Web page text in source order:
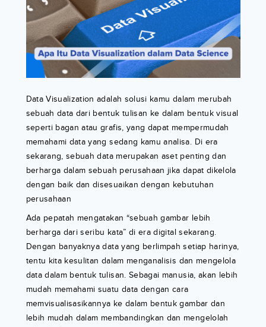
Data Visualization adalah solusi kamu dalam merubah
sebuah data dari bentuk tulisan ke dalam bentuk visual
seperti bagan atau grafis, yang dapat mempermudah
memahami data yang sedang kamu analisa. Di era
sekarang, sebuah data merupakan aset penting dan
berharga dalam sebuah perusahaan jika dapat dikelola
dengan baik dan disesuaikan dengan kebutuhan
perusahaan
Ada pepatah mengatakan “sebuah gambar lebih
berharga dari seribu kata” di era digital sekarang.
Dengan banyaknya data yang berlimpah setiap harinya,
tentu kita kesulitan dalam menganalisis dan mengelola
data dalam bentuk tulisan. Sebagai manusia, akan lebih
mudah memahami suatu data dengan cara
memvisualisasikannya ke dalam bentuk gambar dan
lebih mudah dalam membandingkan dan mengelolah